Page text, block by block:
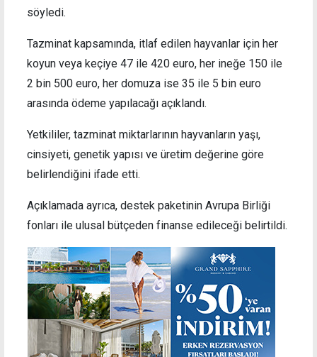
söyledi.
Tazminat kapsamında, itlaf edilen hayvanlar için her
koyun veya keçiye 47 ile 420 euro, her ineğe 150 ile
2 bin 500 euro, her domuza ise 35 ile 5 bin euro
arasında ödeme yapılacağı açıklandı.
Yetkililer, tazminat miktarlarının hayvanların yaşı,
cinsiyeti, genetik yapısı ve üretim değerine göre
belirlendiğini ifade etti.
Açıklamada ayrıca, destek paketinin Avrupa Birliği
fonları ile ulusal bütçeden finanse edileceği belirtildi.